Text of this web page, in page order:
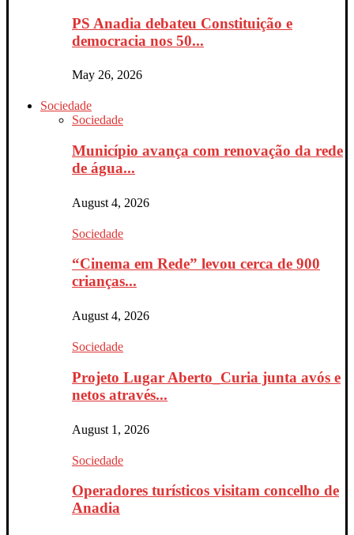
PS Anadia debateu Constituição e
democracia nos 50...
May 26, 2026
Sociedade
Sociedade
Município avança com renovação da rede
de água...
August 4, 2026
Sociedade
“Cinema em Rede” levou cerca de 900
crianças...
August 4, 2026
Sociedade
Projeto Lugar Aberto_Curia junta avós e
netos através...
August 1, 2026
Sociedade
Operadores turísticos visitam concelho de
Anadia